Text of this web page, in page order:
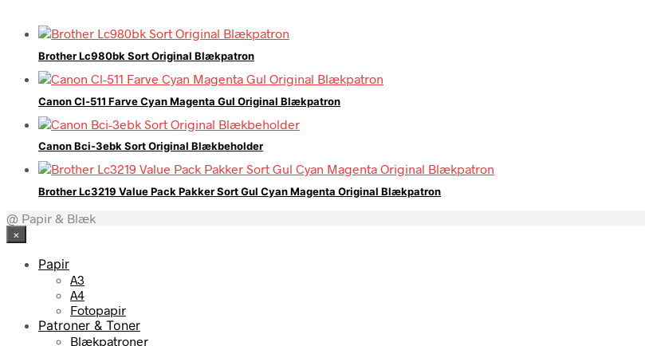
Brother Lc980bk Sort Original Blækpatron
Canon Cl-511 Farve Cyan Magenta Gul Original Blækpatron
Canon Bci-3ebk Sort Original Blækbeholder
Brother Lc3219 Value Pack Pakker Sort Gul Cyan Magenta Original Blækpatron
@ Papir & Blæk
×
Papir
A3
A4
Fotopapir
Patroner & Toner
Blækpatroner